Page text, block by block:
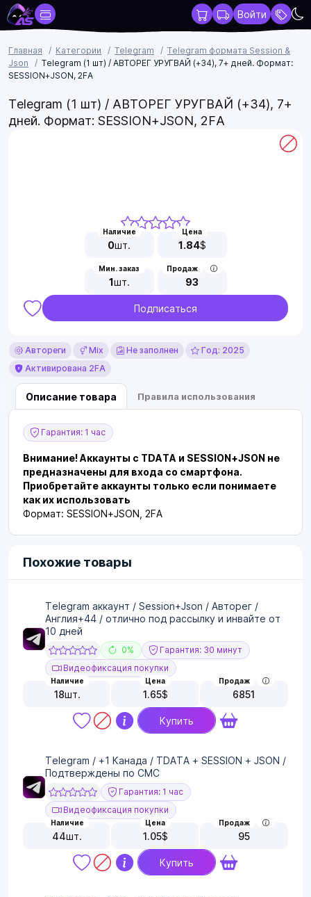
Войти
Главная Категории Telegram
Telegram формата Session &
Json
Telegram (1 шт) / АВТОРЕГ УРУГВАЙ (+34), 7+ дней. Формат:
SESSION+JSON, 2FA
Telegram (1 шт) / АВТОРЕГ УРУГВАЙ (+34), 7+
дней. Формат: SESSION+JSON, 2FA
Наличие
0шт.
Цена
1.84$
Мин. заказ
1шт.
Продаж
93
Подписаться
Автореги Mix Не заполнен
Год: 2025
Активирована 2FA
Описание товара Правила использования
Гарантия: 1 час
Внимание! Аккаунты с TDATA и SESSION+JSON не
предназначены для входа со смартфона.
Приобретайте аккаунты только если понимаете
как их использовать
Формат: SESSION+JSON, 2FA
Похожие товары
Telegram аккаунт / Session+Json / Авторег /
Англия+44 / отлично под рассылку и инвайте от
10 дней
0%
Гарантия: 30 минут
Видеофиксация покупки
Наличие
18шт.
Цена
1.65$
Продаж
6851
Купить
Telegram / +1 Канада / TDATA + SESSION + JSON /
Подтверждены по СМС
Гарантия: 1 час
Видеофиксация покупки
Наличие
44шт.
Цена
1.05$
Продаж
95
Купить